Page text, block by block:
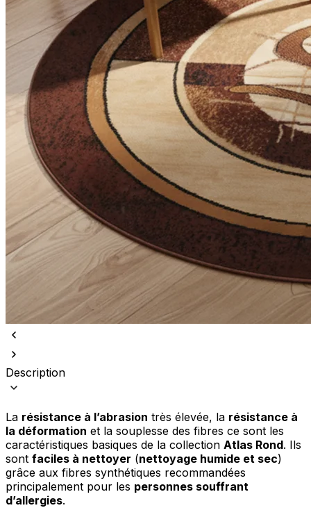
Description
La résistance à l’abrasion très élevée, la résistance à
la déformation et la souplesse des fibres ce sont les
caractéristiques basiques de la collection Atlas Rond. Ils
sont faciles à nettoyer (nettoyage humide et sec)
grâce aux fibres synthétiques recommandées
principalement pour les personnes souffrant
d’allergies.